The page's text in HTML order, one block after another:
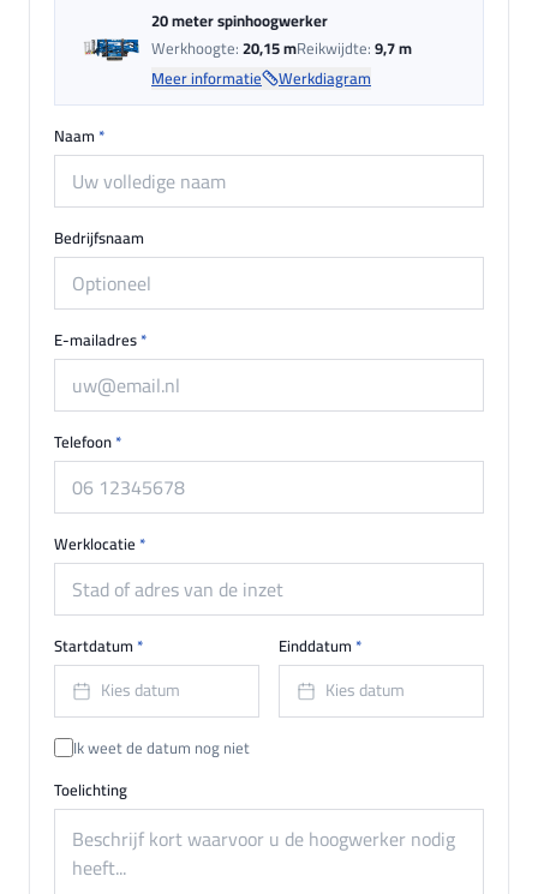
20 meter spinhoogwerker
Werkhoogte:20,15 mReikwijdte:9,7 m
Meer informatie
Werkdiagram
Naam *
Bedrijfsnaam
E-mailadres*
Telefoon*
Werklocatie *
Startdatum *
Kies datum
Einddatum *
Kies datum
Ik weet de datum nog niet
Toelichting